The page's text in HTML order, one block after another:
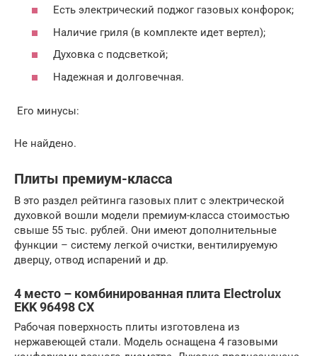
Есть электрический поджог газовых конфорок;
Наличие гриля (в комплекте идет вертел);
Духовка с подсветкой;
Надежная и долговечная.
Его минусы:
Не найдено.
Плиты премиум-класса
В это раздел рейтинга газовых плит с электрической
духовкой вошли модели премиум-класса стоимостью
свыше 55 тыс. рублей. Они имеют дополнительные
функции – систему легкой очистки, вентилируемую
дверцу, отвод испарений и др.
4 место – комбинированная плита Electrolux
EKK 96498 CX
Рабочая поверхность плиты изготовлена из
нержавеющей стали. Модель оснащена 4 газовыми